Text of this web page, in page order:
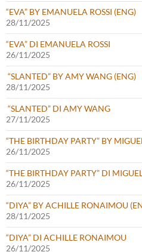
“EVA” BY EMANUELA ROSSI (ENG)
28/11/2025
“EVA” DI EMANUELA ROSSI
26/11/2025
“SLANTED” BY AMY WANG (ENG)
28/11/2025
“SLANTED” DI AMY WANG
27/11/2025
“THE BIRTHDAY PARTY” BY
26/11/2025
“THE BIRTHDAY PARTY” DI
26/11/2025
“DIYA” BY ACHILLE RONAIMOU
28/11/2025
“DIYA” DI ACHILLE RONAIMOU
26/11/2025